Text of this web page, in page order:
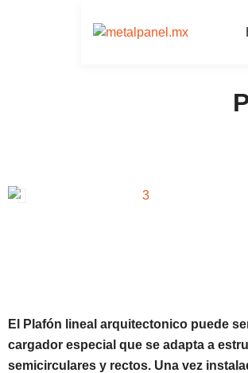
El Plafón lineal arquitectonico puede
cargador especial que se adapta a
semicirculares y rectos. Una vez